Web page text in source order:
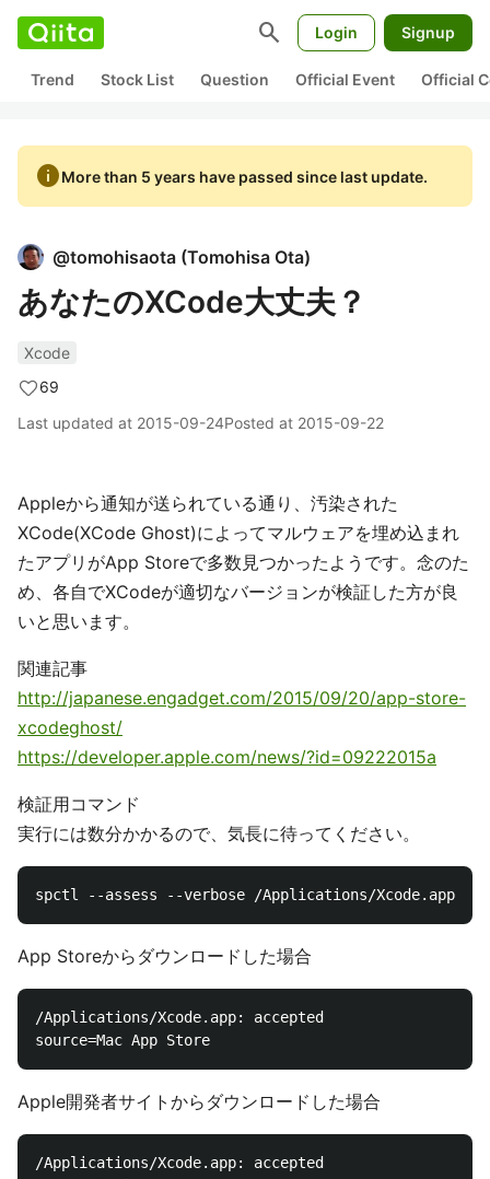
search Login Signup
Trend Stock List Question Official Event Official
infoMore than 5 years have passed since last update.
@tomohisaota (Tomohisa Ota)
あなたのXCode大丈夫？
Xcode
69
Last updated at 2015-09-24Posted at 2015-09-22
Appleから通知が送られている通り、汚染された
XCode(XCode Ghost)によってマルウェアを埋め込まれ
たアプリがApp Storeで多数見つかったようです。念のた
め、各自でXCodeが適切なバージョンが検証した方が良
いと思います。
関連記事
http://japanese.engadget.com/2015/09/20/app-store-
xcodeghost/
https://developer.apple.com/news/?id=09222015a
検証用コマンド
実行には数分かかるので、気長に待ってください。
App Storeからダウンロードした場合
/Applications/Xcode.app: accepted
Apple開発者サイトからダウンロードした場合
/Applications/Xcode.app: accepted